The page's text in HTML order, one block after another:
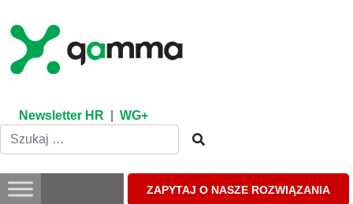
content
Newsletter HR WG+
ZAPYTAJ O NASZE ROZWIĄZANIA